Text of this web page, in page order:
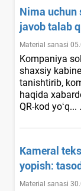
Nima uchun
javob talab
Material sanasi
Kompaniya
shaхsiy
tanishtirib,
haqida
QR-kod yoʻq...
Kameral
yopish:
Material sanasi